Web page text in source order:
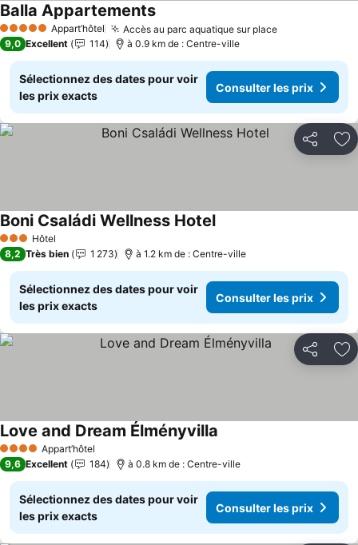
5 Étoiles Appart’hôtel Accès au parc aquatique sur placeConsulter
Balla AppartementsConsulter les prix
9,0 Excellent 114 à 0.9 km de : Centre-ville
Sélectionnez des dates pour voir
les prix exacts
Consulter les prix
Partager
3 ÉtoilesHôtel
Boni Családi Wellness HotelConsulter les prix
8,2 Très bien 1 273 à 1.2 km de : Centre-ville
Sélectionnez des dates pour voir
les prix exacts
Consulter les prix
Partager
4 Étoiles Appart’hôtel
Love and Dream Élményvilla
9,6 Excellent 184 à 0.8 km de : Centre-ville
Sélectionnez des dates pour voir
les prix exacts
Consulter les prix